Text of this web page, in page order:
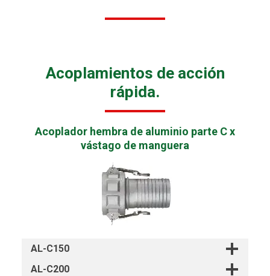
Acoplamientos de acción
rápida.
Acoplador hembra de aluminio parte C x
vástago de manguera
AL-C150
AL-C200